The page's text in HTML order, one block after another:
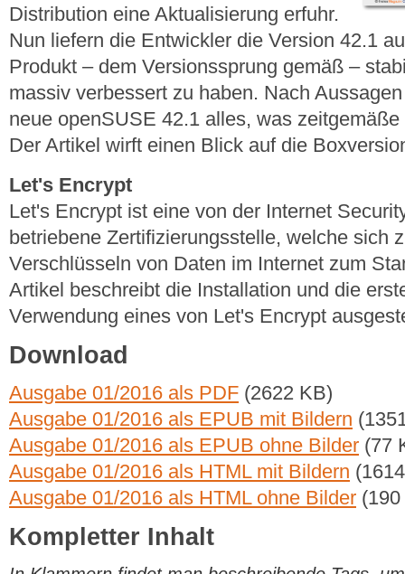
Distribution eine Aktualisierung erfuhr.
Nun liefern die Entwickler die Version 42.1
Produkt – dem Versionssprung gemäß –
massiv verbessert zu haben. Nach
neue openSUSE 42.1 alles, was
Der Artikel wirft einen Blick auf die
Let's Encrypt
Let's Encrypt ist eine von der Internet
betriebene Zertifizierungsstelle, welche sich
Verschlüsseln von Daten im Internet zum
Artikel beschreibt die Installation und die
Verwendung eines von Let's Encrypt
Download
Ausgabe 01/2016 als PDF (2622 KB)
Ausgabe 01/2016 als EPUB mit Bildern
Ausgabe 01/2016 als EPUB ohne Bilder (77
Ausgabe 01/2016 als HTML mit Bildern
Ausgabe 01/2016 als HTML ohne Bilder
Kompletter Inhalt